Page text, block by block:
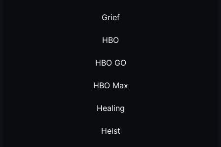
Grief
HBO
HBO GO
HBO Max
Healing
Heist